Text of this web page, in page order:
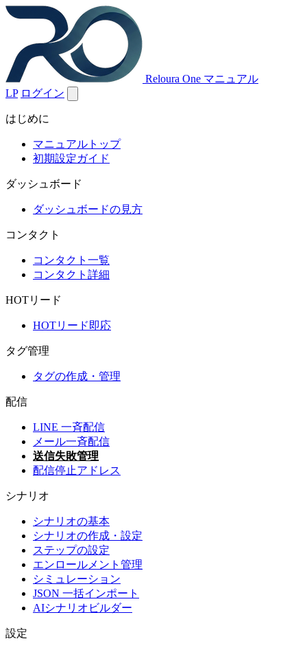
Reloura One マニュアル
LP ログイン
はじめに
マニュアルトップ
初期設定ガイド
ダッシュボード
ダッシュボードの見方
コンタクト
コンタクト一覧
コンタクト詳細
HOTリード
HOTリード即応
タグ管理
タグの作成・管理
配信
LINE 一斉配信
メール一斉配信
送信失敗管理
配信停止アドレス
シナリオ
シナリオの基本
シナリオの作成・設定
ステップの設定
エンロールメント管理
シミュレーション
JSON 一括インポート
AIシナリオビルダー
設定